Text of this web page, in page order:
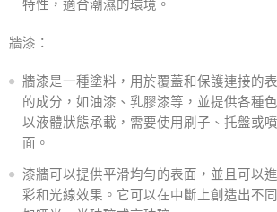
特性，適合潮濕的環境。
牆漆：
牆漆是一種塗料，用於覆蓋和保護連接的
的成分，如油漆、乳膠漆等，並提供各種
以液體狀態承載，需要使用刷子、托盤或
面。
漆牆可以提供平滑均勻的表面，並且可以
彩和光線效果。它可以在中斷上創造出不